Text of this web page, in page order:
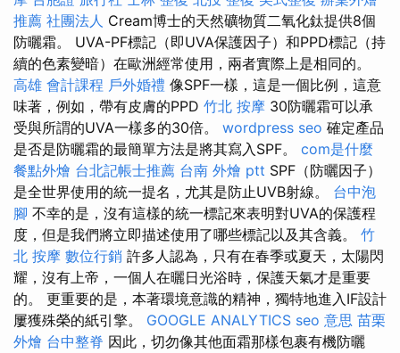
推薦 社團法人 Cream博士的天然礦物質二氧化鈦提供8個
防曬霜。 UVA-PF標記（即UVA保護因子）和PPD標記（持
續的色素變暗）在歐洲經常使用，兩者實際上是相同的。
高雄 會計課程 戶外婚禮 像SPF一樣，這是一個比例，這意
味著，例如，帶有皮膚的PPD 竹北 按摩 30防曬霜可以承
受與所謂的UVA一樣多的30倍​​​​。 wordpress seo 確定產品
是否是防曬霜的最簡單方法是將其寫入SPF。 com是什麼
餐點外燴 台北記帳士推薦 台南 外燴 ptt SPF（防曬因子）
是全世界使用的統一提名，尤其是防止UVB射線。 台中泡
腳 不幸的是，沒有這樣的統一標記來表明對UVA的保護程
度，但是我們將立即描述使用了哪些標記以及其含義。 竹
北 按摩 數位行銷 許多人認為，只有在春季或夏天，太陽閃
耀，沒有上帝，一個人在曬日光浴時，保護天氣才是重要
的。 更重要的是，本著環境意識的精神，獨特地進入IF設計
屢獲殊榮的紙引擎。 GOOGLE ANALYTICS seo 意思 苗栗
外燴 台中整脊 因此，切勿像其他面霜那樣包裹有機防曬